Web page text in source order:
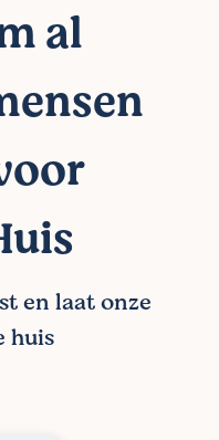
al
en laat onze
huis